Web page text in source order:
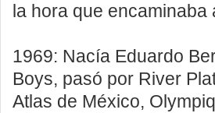
la hora que encaminaba
1969: Nacía Eduardo
Boys, pasó por River
Atlas de México,